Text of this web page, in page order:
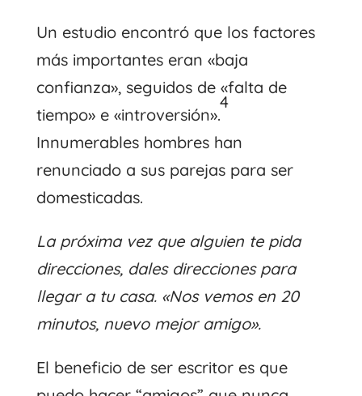
Un estudio encontró que los factores
más importantes eran «baja
confianza», seguidos de «falta de
tiempo» e «introversión».
4
Innumerables hombres han
renunciado a sus parejas para ser
domesticadas.
La próxima vez que alguien te pida
direcciones, dales direcciones para
llegar a tu casa. «Nos vemos en 20
minutos, nuevo mejor amigo».
El beneficio de ser escritor es que